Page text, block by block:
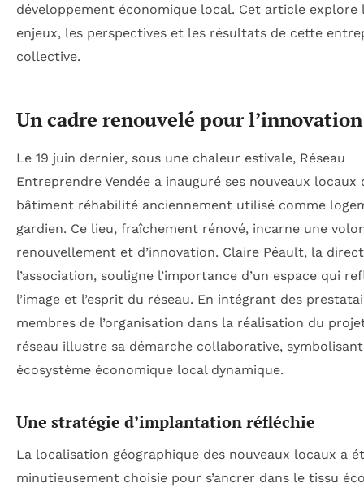
développement économique local. Cet article explore
enjeux, les perspectives et les résultats de cette
collective.
Un cadre renouvelé pour l’innovation
Le 19 juin dernier, sous une chaleur estivale, Réseau
Entreprendre Vendée a inauguré ses nouveaux locaux
bâtiment réhabilité anciennement utilisé comme
gardien. Ce lieu, fraîchement rénové, incarne une
renouvellement et d’innovation. Claire Péault, la
l’association, souligne l’importance d’un espace qui
l’image et l’esprit du réseau. En intégrant des
membres de l’organisation dans la réalisation du
réseau illustre sa démarche collaborative,
écosystème économique local dynamique.
Une stratégie d’implantation réfléchie
La localisation géographique des nouveaux locaux a
minutieusement choisie pour s’ancrer dans le tissu